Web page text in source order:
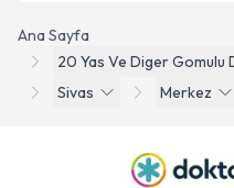
Ana Sayfa
20 Yas Ve Diger
Sivas
Merkez